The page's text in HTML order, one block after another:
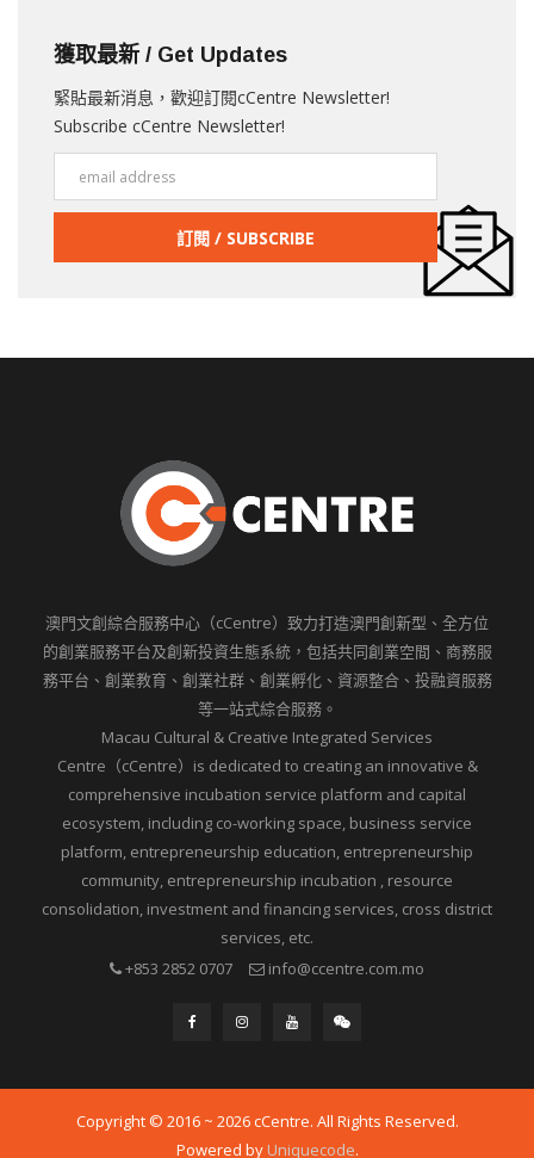
獲取最新 / Get Updates
緊貼最新消息，歡迎訂閱cCentre Newsletter!
Subscribe cCentre Newsletter!
澳門文創綜合服務中心（cCentre）致力打造澳門創新型、全方位
的創業服務平台及創新投資生態系統，包括共同創業空間、商務服
務平台、創業教育、創業社群、創業孵化、資源整合、投融資服務
等一站式綜合服務。
Macau Cultural & Creative Integrated Services
Centre（cCentre）is dedicated to creating an innovative &
comprehensive incubation service platform and capital
ecosystem, including co-working space, business service
platform, entrepreneurship education, entrepreneurship
community, entrepreneurship incubation , resource
consolidation, investment and financing services, cross district
services, etc.
+853 2852 0707
info@ccentre.com.mo
Copyright © 2016 ~ 2026 cCentre. All Rights Reserved.
Powered byUniquecode.